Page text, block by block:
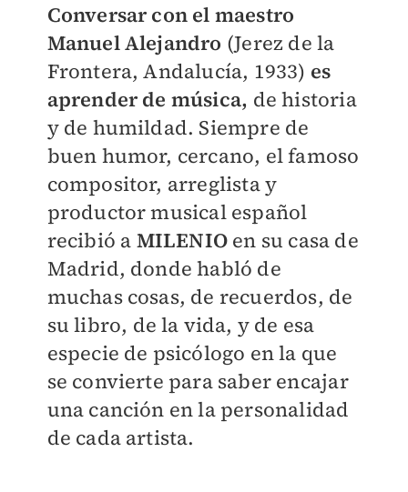
Conversar con el maestro
Manuel Alejandro (Jerez de la
Frontera, Andalucía, 1933) es
aprender de música, de historia
y de humildad. Siempre de
buen humor, cercano, el famoso
compositor, arreglista y
productor musical español
recibió a MILENIO en su casa de
Madrid, donde habló de
muchas cosas, de recuerdos, de
su libro, de la vida, y de esa
especie de psicólogo en la que
se convierte para saber encajar
una canción en la personalidad
de cada artista.